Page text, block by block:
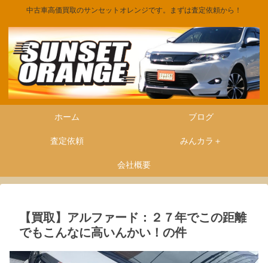
中古車高価買取のサンセットオレンジです。まずは査定依頼から！
ホーム ブログ
査定依頼 みんカラ＋
会社概要
【買取】アルファード：２７年でこの距離
でもこんなに高いんかい！の件